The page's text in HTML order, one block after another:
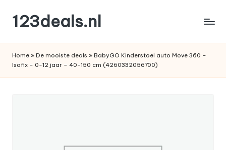
de
inhoud
123deals.nl
deals
Home » De mooiste deals » BabyGO Kinderstoel auto Move 360 –
Isofix – 0-12 jaar – 40-150 cm (4260332056700)